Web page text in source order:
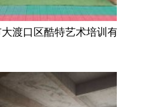
渡口区酷特艺术培训有限公司